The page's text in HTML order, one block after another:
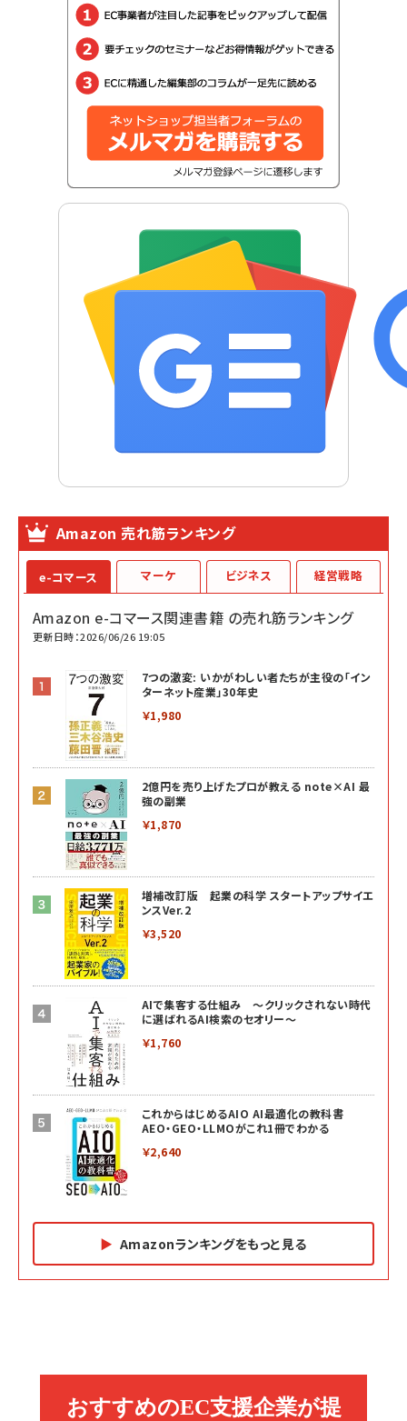
Amazon 売れ筋ランキング
e-コマース
Amazon e-コマース関連書籍 の売れ筋ランキング
更新日時：2026/06/26 19:05
7つの激変: いかがわしい者たちが主役の「イン
ターネット産業」30年史
￥1,980
2億円を売り上げたプロが教える note×AI 最
強の副業
￥1,870
増補改訂版 起業の科学 スタートアップサイエ
ンスVer.2
￥3,520
AIで集客する仕組み ～クリックされない時代
に選ばれるAI検索のセオリー～
￥1,760
これからはじめるAIO AI最適化の教科書
AEO・GEO・LLMOがこれ1冊でわかる
￥2,640
Amazonランキングをもっと見る
マーケ
副業
￥1,870
ビジネス
カラダ2026／宮舘涼太]
￥880
経営戦略